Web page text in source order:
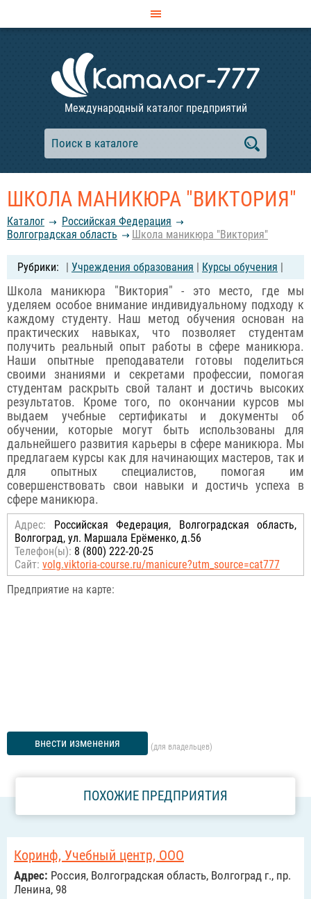
Международный каталог предприятий
ШКОЛА МАНИКЮРА "ВИКТОРИЯ"
Каталог
Российcкая Федерация
Волгоградская область
Школа маникюра "Виктория"
| Учреждения образования | Курсы обучения |
Школа маникюра "Виктория" - это место, где мы
уделяем особое внимание индивидуальному подходу к
каждому студенту. Наш метод обучения основан на
практических навыках, что позволяет студентам
получить реальный опыт работы в сфере маникюра.
Наши опытные преподаватели готовы поделиться
своими знаниями и секретами профессии, помогая
студентам раскрыть свой талант и достичь высоких
результатов. Кроме того, по окончании курсов мы
выдаем учебные сертификаты и документы об
обучении, которые могут быть использованы для
дальнейшего развития карьеры в сфере маникюра. Мы
предлагаем курсы как для начинающих мастеров, так и
для опытных специалистов, помогая им
совершенствовать свои навыки и достичь успеха в
сфере маникюра.
Адрес: Российcкая Федерация, Волгоградская область,
Волгоград, ул. Маршала Ерёменко, д.56
Телефон(ы): 8 (800) 222-20-25
Сайт: volg.viktoria-course.ru/manicure?utm_source=cat777
Предприятие на карте:
внести изменения (для владельцев)
ПОХОЖИЕ ПРЕДПРИЯТИЯ
Коринф, Учебный центр, ООО
Адрес: Россия, Волгоградская область, Волгоград г., пр.
Ленина, 98